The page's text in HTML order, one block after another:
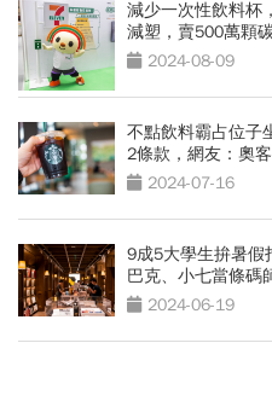
減少一次性飲料
減塑，賣500萬顆
2024-08-09
不點飲料霸占位
2條款，網友：奧
2024-07-16
9成5大學生拚暑假
巴克、小七當條碼
2024-06-19